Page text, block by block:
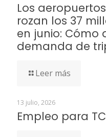
Los
rozan los 37
en junio: Cómo
demanda de
Leer más
13 julio, 2026
Empleo para